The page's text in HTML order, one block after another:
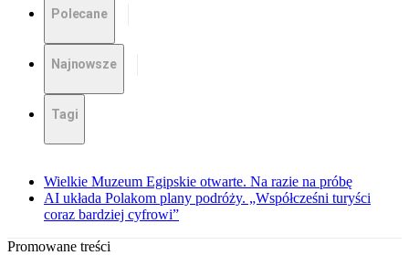
Polecane
Najnowsze
Tagi
Wielkie Muzeum Egipskie otwarte. Na razie na próbę
AI układa Polakom plany podróży. „Współcześni turyści
coraz bardziej cyfrowi”
Promowane treści